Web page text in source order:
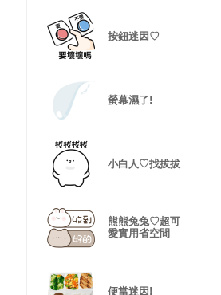
按鈕迷因♡
螢幕濕了!
小白人♡找拔拔
熊熊兔兔♡超可
愛實用省空間
便當迷因!